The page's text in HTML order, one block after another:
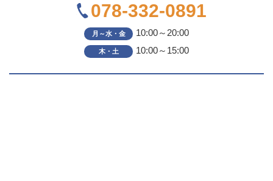
078-332-0891
月～水・金 10:00～20:00
木・土 10:00～15:00